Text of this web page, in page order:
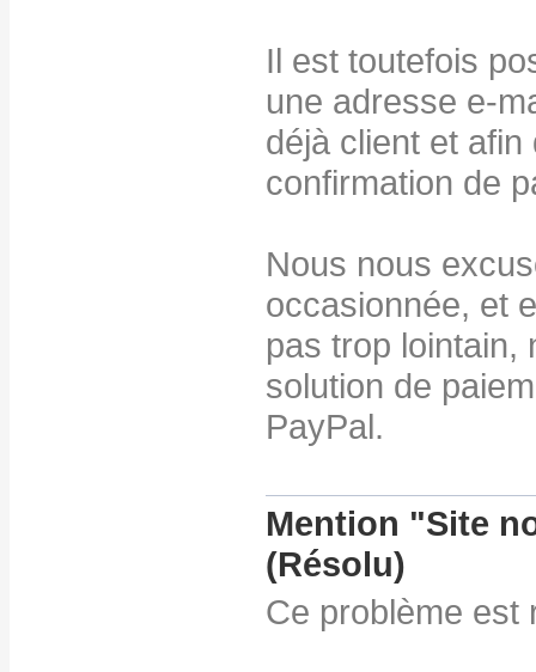
Il est toutefois
une adresse e-
déjà client et
confirmation de
Nous nous
occasionnée, et
pas trop lointain,
solution de
PayPal.
Mention "Site
(Résolu)
Ce problème est